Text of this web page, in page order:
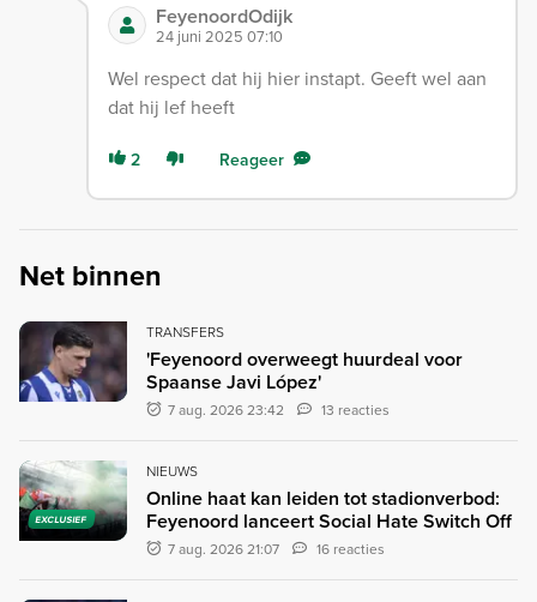
FeyenoordOdijk
24 juni 2025 07:10
Wel respect dat hij hier instapt. Geeft wel aan
dat hij lef heeft
2 Reageer
Net binnen
TRANSFERS
'Feyenoord overweegt huurdeal voor
Spaanse Javi López'
7 aug. 2026 23:42 13 reacties
EXCLUSIEF
NIEUWS
Online haat kan leiden tot stadionverbod:
Feyenoord lanceert Social Hate Switch Off
7 aug. 2026 21:07 16 reacties